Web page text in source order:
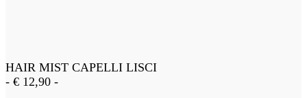
HAIR MIST CAPELLI LISCI
- € 12,90 -